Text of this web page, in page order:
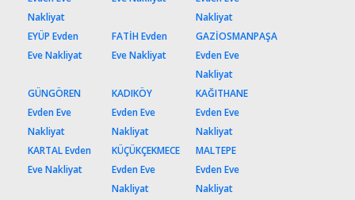
Nakliyat
Nakliyat
EYÜP Evden
Eve Nakliyat
FATİH Evden
Eve Nakliyat
GAZİOSMANPAŞA
Evden Eve
Nakliyat
GÜNGÖREN
Evden Eve
Nakliyat
KADIKÖY
Evden Eve
Nakliyat
KAĞITHANE
Evden Eve
Nakliyat
KARTAL Evden
Eve Nakliyat
KÜÇÜKÇEKMECE
Evden Eve
Nakliyat
MALTEPE
Evden Eve
Nakliyat